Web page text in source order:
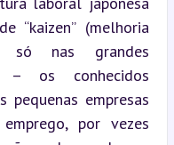
“kaizen” (melhoria
só nas grandes
– os conhecidos
pequenas empresas
por vezes